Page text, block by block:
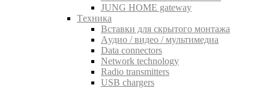
JUNG HOME gateway
Tехника
Вставки для скрытого монтажа
Aудио / видео / мультимедиа
Data connectors
Network technology
Radio transmitters
USB chargers